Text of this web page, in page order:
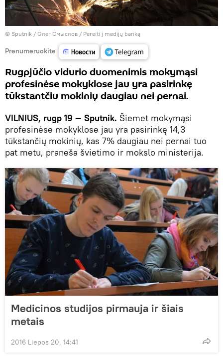
© Sputnik / Олег Смыслов / Pereiti į medijų banką
Prenumeruokite
Rugpjūčio vidurio duomenimis mokymąsi
profesinėse mokyklose jau yra pasirinkę
tūkstantčiu mokinių daugiau nei pernai.
VILNIUS, rugp 19 — Sputnik. Šiemet mokymąsi
profesinėse mokyklose jau yra pasirinkę 14,3
tūkstančių mokinių, kas 7% daugiau nei pernai tuo
pat metu, praneša švietimo ir mokslo ministerija.
Medicinos studijos pirmauja ir šiais
metais
2016 Liepos 20, 14:41